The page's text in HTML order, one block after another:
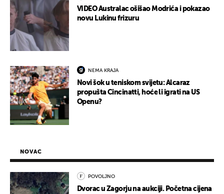
VIDEO Australac ošišao Modrića i pokazao
novu Lukinu frizuru
NEMA KRAJA
Novi šok u teniskom svijetu: Alcaraz
propušta Cincinatti, hoće li igrati na US
Openu?
NOVAC
POVOLJNO
Dvorac u Zagorju na aukciji. Početna cijena